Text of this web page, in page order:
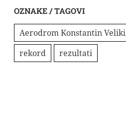
OZNAKE / TAGOVI
Aerodrom Konstantin Veliki
rekord
rezultati